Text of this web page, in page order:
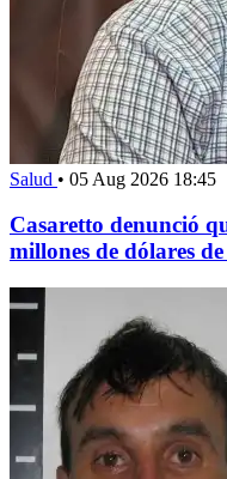
Salud • 05 Aug 2026 18:45
Casaretto denunció
millones de dólares